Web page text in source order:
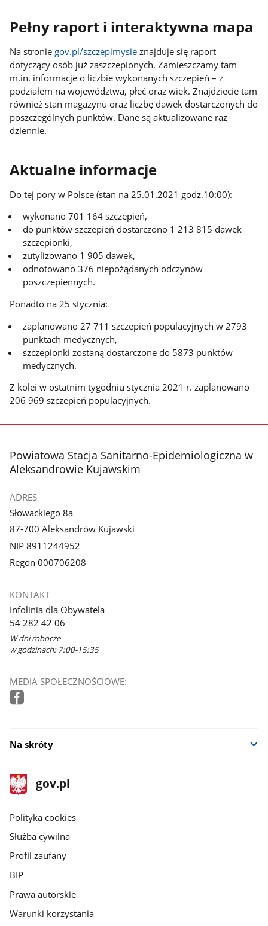
Pełny raport i interaktywna mapa
Na stronie gov.pl/szczepimysie znajduje się raport
dotyczący osób już zaszczepionych. Zamieszczamy tam
m.in. informacje o liczbie wykonanych szczepień – z
podziałem na województwa, płeć oraz wiek. Znajdziecie tam
również stan magazynu oraz liczbę dawek dostarczonych do
poszczególnych punktów. Dane są aktualizowane raz
dziennie.
Aktualne informacje
Do tej pory w Polsce (stan na 25.01.2021 godz.10:00):
wykonano 701 164 szczepień,
do punktów szczepień dostarczono 1 213 815 dawek
szczepionki,
zutylizowano 1 905 dawek,
odnotowano 376 niepożądanych odczynów
poszczepiennych.
Ponadto na 25 stycznia:
zaplanowano 27 711 szczepień populacyjnych w 2793
punktach medycznych,
szczepionki zostaną dostarczone do 5873 punktów
medycznych.
Z kolei w ostatnim tygodniu stycznia 2021 r. zaplanowano
206 969 szczepień populacyjnych.
stopka
Powiatowa Stacja Sanitarno-Epidemiologiczna w
Aleksandrowie Kujawskim
ADRES
Słowackiego 8a
87-700 Aleksandrów Kujawski
NIP 8911244952
Regon 000706208
KONTAKT
Infolinia dla Obywatela
54 282 42 06
W dni robocze
w godzinach: 7:00-15:35
MEDIA SPOŁECZNOŚCIOWE:
Na skróty
stopka
gov.pl
Strona
gov.pl
gov.pl
Polityka cookies
Służba cywilna
Profil zaufany
BIP
Prawa autorskie
Warunki korzystania